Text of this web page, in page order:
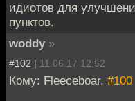
идиотов для
пунктов.
woddy »
#102 | 11.06.17 12:52
Кому: Fleeceboar, #100